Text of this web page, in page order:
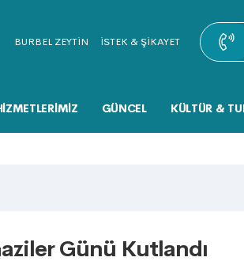
BURBEL ZEYTİN İSTEK & ŞİKAYET
GÜNCEL KÜLTÜR &
Günü Kutlandı